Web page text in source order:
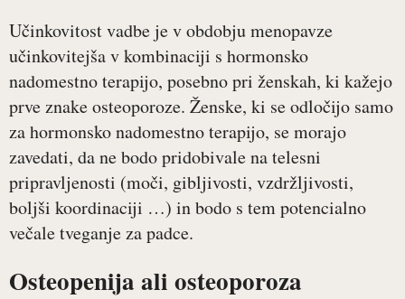
Učinkovitost vadbe je v obdobju menopavze
učinkovitejša v kombinaciji s hormonsko
nadomestno terapijo, posebno pri ženskah, ki kažejo
prve znake osteoporoze. Ženske, ki se odločijo samo
za hormonsko nadomestno terapijo, se morajo
zavedati, da ne bodo pridobivale na telesni
pripravljenosti (moči, gibljivosti, vzdržljivosti,
boljši koordinaciji …) in bodo s tem potencialno
večale tveganje za padce.
Osteopenija ali osteoporoza